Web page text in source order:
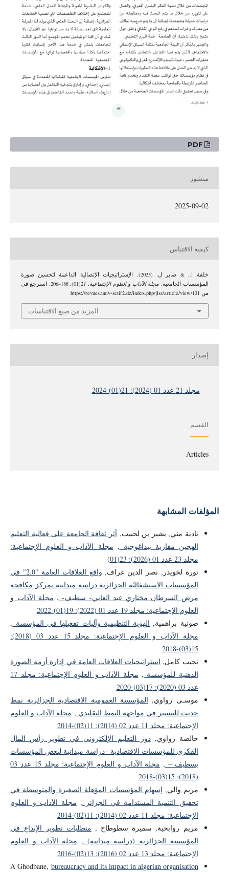
منشور
2025-09-02
كيفية الاقتباس
خلفة ا., & صابر ل. (2025). الإستراتيجيات الإتصالية الداعمة لتحسين صورة
المؤسسات الجامعية. مجلة الآداب و العلوم الإجتماعية,
21
(01), 188–206. استرجع في
من https://revues.univ-setif2.dz/index.php/jlss/article/view/131
المزيد من صيغ الاقتباسات
إصدار
مجلد 21 عدد 01 (2024): 21(01)-2024
القسم
Articles
المؤلفات المشابهة
نادية مني, بشير بن لحبيب, أثر ثقافة الجامعة على فعالية التعليم
الهجين مقاربة بيداغوجية , مجلة الآداب و العلوم الإجتماعية:
مجلد 23 عدد 01 (2026): 23(01)
نورة لخويدر, نصر الدين غراف,
واقع العلاقات العامة "2.0" في
المؤسسات الاستشفائيّة الجزائرية دراسة ميدانية بمركز مكافحة
مرض السرطان مختاري عبد الغاني- سطيف- , مجلة الآداب و
العلوم الإجتماعية: مجلد 19 عدد 01 (2022): 19(01)-2022
صونية براهمية, الهوية التنظيمية وآليات تفعيلها في المؤسسة ,
مجلة الآداب و العلوم الإجتماعية: مجلد 15 عدد 03 (2018):
15(03)-2018
نجيب كامل, استراتيجيات العلاقات العامة في إدارة أزمة الصورة
الذهنية للمؤسسة ,
مجلة الآداب و العلوم الإجتماعية: مجلد 17
عدد 03 (2020): 17(03)-2020
موسـى زواوي, المؤسسة العمومية الاقتصادية الجزائرية نمط
حديث للتسيير في مواجهة النمط التقليدي , مجلة الآداب و العلوم
الإجتماعية: مجلد 11 عدد 02 (2014): 11(02)-2014
خالصة زواوي,دور التعليم الإلكتروني في تطوير رأس المال
الفكري للمؤسسات الاقتصادية –دراسة ميدانية لبعض المؤسسات
بسطيف – ,
مجلة الآداب و العلوم الإجتماعية: مجلد 15 عدد 03
(2018): 15(03)-2018
مريم والي, إسهام المؤسسات المؤهلة الصغيرة والمتوسطة في
تحقيق التنمية المستدامة في الجزائر , مجلة الآداب و العلوم
الإجتماعية: مجلد 11 عدد 02 (2014): 11(02)-2014
مريم روابحية, سميرة سطوطاح , متطلبات تطوير الإبداع في
المؤسسة الجزائرية (دراسة ميدانية) , مجلة الآداب و العلوم
الإجتماعية: مجلد 13 عدد 02 (2016): 13(02)-2016
A Ghodbane, bureaucracy and its impact in algerian organisation